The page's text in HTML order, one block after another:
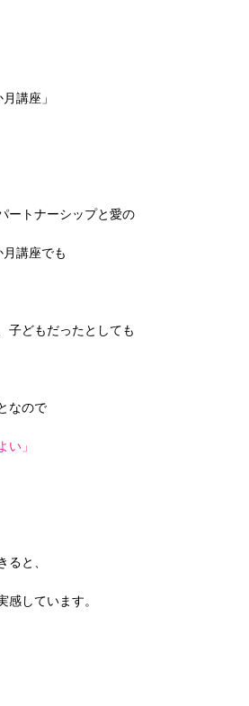
講座」
ートナーシップと愛の
講座でも
子どもだったとしても
なので
い」
ると、
感しています。